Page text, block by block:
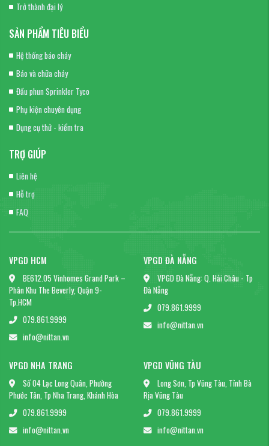
Trở thành đại lý
SẢN PHẨM TIÊU BIỂU
Hệ thống báo cháy
Báo và chữa cháy
Đầu phun Sprinkler Tyco
Phụ kiện chuyên dụng
Dụng cụ thử - kiểm tra
TRỢ GIÚP
Liên hệ
Hỗ trợ
FAQ
VPGD HCM
BE612.05 Vinhomes Grand Park –
Phân Khu The Beverly, Quận 9-
Tp.HCM
079.861.9999
info@nittan.vn
VPGD ĐÀ NẴNG
VPGD Đà Nẵng: Q. Hải Châu - Tp
Đà Nẵng
079.861.9999
info@nittan.vn
VPGD NHA TRANG
Số 04 Lạc Long Quân, Phường
Phước Tân, Tp Nha Trang, Khánh Hòa
079.861.9999
info@nittan.vn
VPGD VŨNG TÀU
Long Sơn, Tp Vũng Tàu, Tỉnh Bà
Rịa Vũng Tàu
079.861.9999
info@nittan.vn